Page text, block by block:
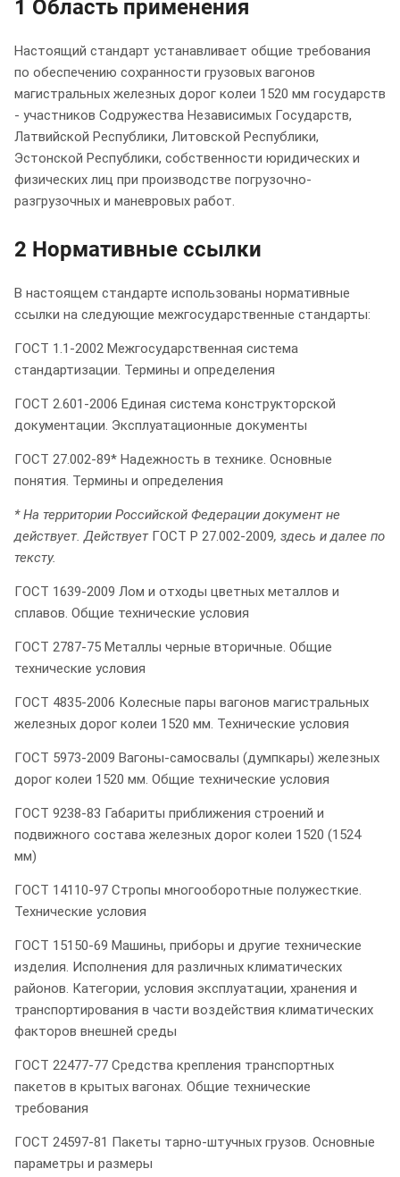
1 Область применения
Настоящий стандарт устанавливает общие требования
по обеспечению сохранности грузовых вагонов
магистральных железных дорог колеи 1520 мм государств
- участников Содружества Независимых Государств,
Латвийской Республики, Литовской Республики,
Эстонской Республики, собственности юридических и
физических лиц при производстве погрузочно-
разгрузочных и маневровых работ.
2 Нормативные ссылки
В настоящем стандарте использованы нормативные
ссылки на следующие межгосударственные стандарты:
ГОСТ 1.1-2002 Межгосударственная система
стандартизации. Термины и определения
ГОСТ 2.601-2006 Единая система конструкторской
документации. Эксплуатационные документы
ГОСТ 27.002-89* Надежность в технике. Основные
понятия. Термины и определения
* На территории Российской Федерации документ не
действует. ДействуетГОСТ Р 27.002-2009, здесь и далее по
тексту.
ГОСТ 1639-2009 Лом и отходы цветных металлов и
сплавов. Общие технические условия
ГОСТ 2787-75 Металлы черные вторичные. Общие
технические условия
ГОСТ 4835-2006 Колесные пары вагонов магистральных
железных дорог колеи 1520 мм. Технические условия
ГОСТ 5973-2009 Вагоны-самосвалы (думпкары) железных
дорог колеи 1520 мм. Общие технические условия
ГОСТ 9238-83 Габариты приближения строений и
подвижного состава железных дорог колеи 1520 (1524
мм)
ГОСТ 14110-97 Стропы многооборотные полужесткие.
Технические условия
ГОСТ 15150-69 Машины, приборы и другие технические
изделия. Исполнения для различных климатических
районов. Категории, условия эксплуатации, хранения и
транспортирования в части воздействия климатических
факторов внешней среды
ГОСТ 22477-77 Средства крепления транспортных
пакетов в крытых вагонах. Общие технические
требования
ГОСТ 24597-81 Пакеты тарно-штучных грузов. Основные
параметры и размеры